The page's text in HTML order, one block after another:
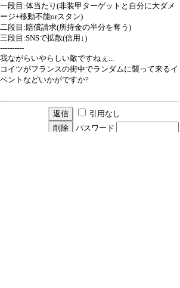
一段目:体当たり(非装甲ターゲットと自分に大ダメ
ージ+移動不能orスタン)
二段目:賠償請求(所持金の半分を奪う)
三段目:SNSで拡散(信用↓)
----------
我ながらいやらしい敵ですねぇ...
コイツがフランスの街中でランダムに襲って来るイ
ベントなどいかがですか?
引用なし
パスワード